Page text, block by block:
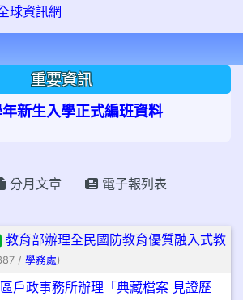
重要資訊
年新生入學正式編班資料
分月文章 電子報列表
教育部辦理全民國防教育優質融入式教
/ 學務處)
戶政事務所辦理「典藏檔案 見證歷